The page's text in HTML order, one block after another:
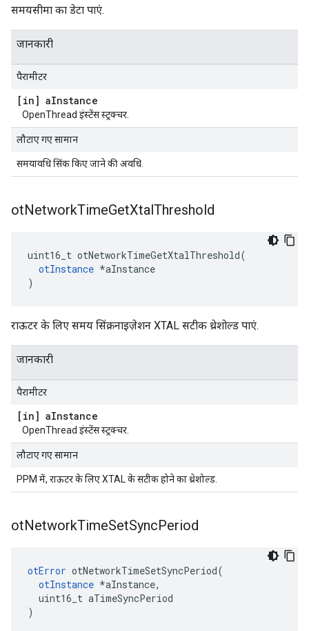
समयसीमा का डेटा पाएं.
जानकारी
पैरामीटर
[in] aInstance
OpenThread इंस्टेंस स्ट्रक्चर.
लौटाए गए सामान
समयावधि सिंक किए जाने की अवधि.
otNetworkTimeGetXtalThreshold
uint16_t otNetworkTimeGetXtalThreshold(
otInstance *aInstance
)
राऊटर के लिए समय सिंक्रनाइज़ेशन XTAL सटीक थ्रेशोल्ड पाएं.
जानकारी
पैरामीटर
[in] aInstance
OpenThread इंस्टेंस स्ट्रक्चर.
लौटाए गए सामान
PPM में, राऊटर के लिए XTAL के सटीक होने का थ्रेशोल्ड.
otNetworkTimeSetSyncPeriod
otError otNetworkTimeSetSyncPeriod(
otInstance *aInstance,
uint16_t aTimeSyncPeriod
)